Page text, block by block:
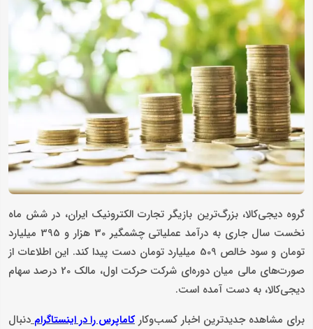
گروه دیجی‌کالا، بزرگ‌ترین بازیگر تجارت الکترونیک ایران، در شش ماه
نخست سال جاری به درآمد عملیاتی چشمگیر 30 هزار و 395 میلیارد
تومان و سود خالص 509 میلیارد تومان دست پیدا کند. این اطلاعات از
صورت‌های مالی میان ‌دوره‌ای شرکت حرکت اول، مالک 20 درصد سهام
دیجی‌کالا، به دست آمده است.
برای مشاهده جدیدترین اخبار کسب‌وکارکاماپرس را در اینستاگرام دنبال